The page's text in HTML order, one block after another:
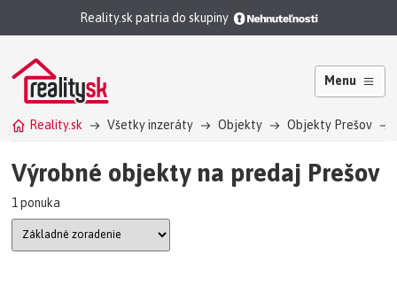
Reality.sk patria do skupiny
Menu
Reality.sk Všetky inzeráty Objekty Objekty Prešov
Výrobné objekty na predaj Prešov
1 ponuka